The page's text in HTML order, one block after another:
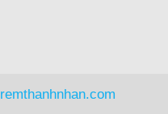
remthanhnhan.com